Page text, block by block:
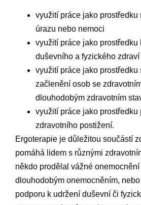
využití práce jako prostředku
úrazu nebo nemoci
využití práce jako prostředku
duševního a fyzického zdraví
využití práce jako prostředku
začlenění osob se
dlouhodobým zdravotním
využití práce jako prostředku
zdravotního postižení.
Ergoterapie je důležitou součástí
pomáhá lidem s různými
někdo prodělal vážné
dlouhodobým onemocněním,
podporu k udržení duševní či